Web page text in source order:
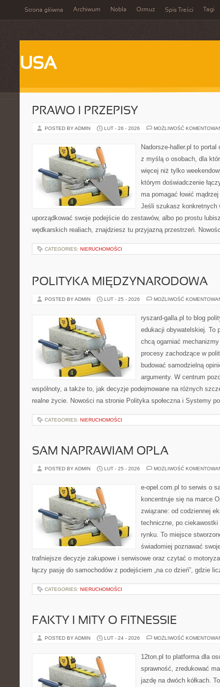
Strona główna Archiwum Nobla Ormuz Spis Treści Tagi
USA
PRAWO I PRZEPISY
POSTED BY ADMIN LUT - 26 - 2026 MOŻLIWOŚĆ
Nadorsze-haller.pl to portal
z myślą o osobach, dla
więcej niż tylko
którym doświadczenie
ma pomagać łowić
Jeśli szukasz konkretnych
uporządkować swoje podejście do zestawów, albo po prostu
wędkarskich realiach, znajdziesz tu przyjazną przestrzeń.
CATEGORIES: NIERUCHOMOŚCI
POLITYKA MIĘDZYNARODOWA
POSTED BY ADMIN LUT - 25 - 2026 MOŻLIWOŚĆ
ryszard-galla.pl to blog
edukacji obywatelskiej. To
chcą ogarniać
procesy zachodzące w
budować samodzielną
argumenty. W centrum
wspólnoty, a także to, jak decyzje podejmowane na różnych
realne życie. Nowości na stronie Polityka społeczna i Systemy
CATEGORIES: NIERUCHOMOŚCI
SAM NAPRAWIAM OPLA
POSTED BY ADMIN LUT - 25 - 2026 MOŻLIWOŚĆ
e-opel.com.pl to serwis o
koncentruje się na marce
związane: od codziennej
techniczne, po
rynku. To miejsce
świadomiej poznawać
trafniejsze decyzje zakupowe i serwisowe oraz czytać o
łączy pasję do samochodów z podejściem „na co dzień”, gdzie
CATEGORIES: NIERUCHOMOŚCI
FAKTY I MITY O FITNESSIE
POSTED BY ADMIN LUT - 24 - 2026 MOŻLIWOŚĆ
12ton.pl to platforma dla
sprawność, zredukować
jazdę na dwóch kółkach.